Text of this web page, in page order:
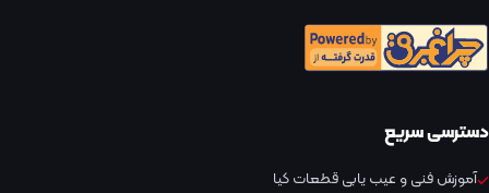
دسترسی سریع
آموزش فنی و عیب یابی قطعات کیا